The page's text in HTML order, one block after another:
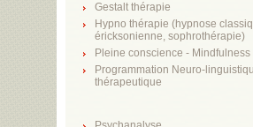
Gestalt thérapie
Hypno thérapie (hypnose
éricksonienne, sophrothérapie)
Pleine conscience - Mindfulness
Programmation Neuro-
thérapeutique